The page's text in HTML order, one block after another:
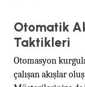
Otomatik
Taktikleri
Otomasyon
çalışan akışlar